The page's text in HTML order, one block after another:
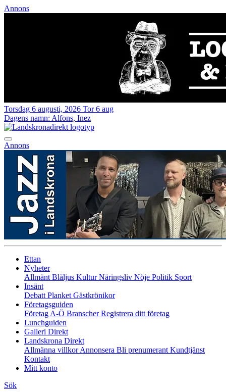
Annons
Torsdag 6 augusti, 2026 Tor 6 aug
Dagens namn: Alfons, Inez
Annons
Ettan
Nyheter
Allmänt Blåljus KulturNäringsliv Nöje Politik Sport
Insänt
Debatt Planket Gästkrönikor
Företagsguiden
Företag A-Ö BranscherRegistrera ditt företag
Lunchguiden
Galleri Direkt
Landskrona Direkt
Allmänna villkorAnnonsera Bli prenumerant Kundtjänst
Kontakt
Mitt konto
Sök